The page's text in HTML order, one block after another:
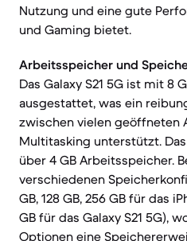
Nutzung und eine gute
und Gaming bietet.
Arbeitsspeicher und
Das Galaxy S21 5G ist mit 8
ausgestattet, was ein
zwischen vielen geöffneten
Multitasking unterstützt.
über 4 GB Arbeitsspeicher.
verschiedenen
GB, 128 GB, 256 GB für das
GB für das Galaxy S21 5G),
Optionen eine